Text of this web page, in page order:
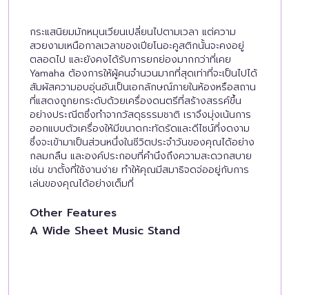
กระแสนิยมมักหมุนเวียนเปลี่ยนไปตามเวลา แต่ความ
สวยงามเหนือกาลเวลาของเปียโนอะคูสติกนั้นจะคงอยู่
ตลอดไป และยังคงได้รับการยกย่องมากกว่าที่เคย
Yamaha ต้องการให้ผู้คนจำนวนมากที่สุดเท่าที่จะเป็นไปได้
สัมผัสความอบอุ่นอันเป็นเอกลักษณ์ภายในห้องหรือสถาน
ที่แสดงถูกยกระดับด้วยเครื่องดนตรีที่สร้างสรรค์ขึ้น
อย่างประณีตซึ่งทำจากวัสดุธรรมชาติ เราจึงมุ่งเน้นการ
ออกแบบตัวเครื่องให้มีขนาดกะทัดรัดและดีไซน์ที่งดงาม
ซึ่งจะเข้ามาเป็นส่วนหนึ่งในชีวิตประจำวันของคุณได้อย่าง
กลมกลืน และองค์ประกอบที่คำนึงถึงความสะดวกสบาย
เช่น ขาตั้งที่ใช้งานง่าย ทำให้คุณมีสมาธิจดจ่ออยู่กับการ
เล่นของคุณได้อย่างเต็มที่
Other Features
A Wide Sheet Music Stand